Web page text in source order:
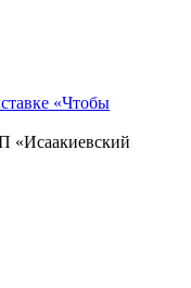
«Чтобы
«Исаакиевский